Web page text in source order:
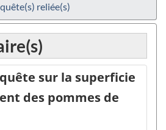
reliée(s)
sur la superficie
des pommes de